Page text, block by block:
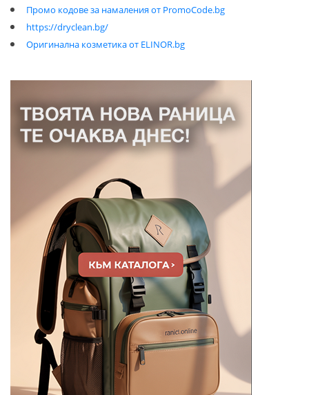
Промо кодове за намаления от PromoCode.bg
https://dryclean.bg/
Оригинална козметика от ELINOR.bg